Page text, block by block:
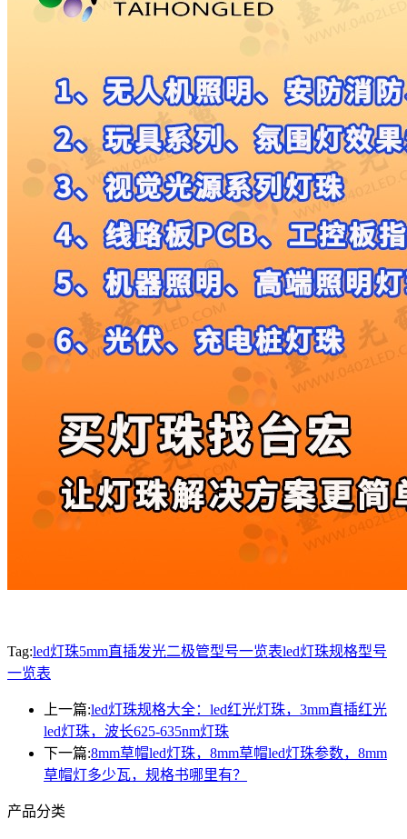
Tag:led灯珠5mm直插发光二极管型号一览表led灯珠规格型号
一览表
上一篇:led灯珠规格大全：led红光灯珠，3mm直插红光
led灯珠，波长625-635nm灯珠
下一篇:8mm草帽led灯珠，8mm草帽led灯珠参数，8mm
草帽灯多少瓦，规格书哪里有？
产品分类